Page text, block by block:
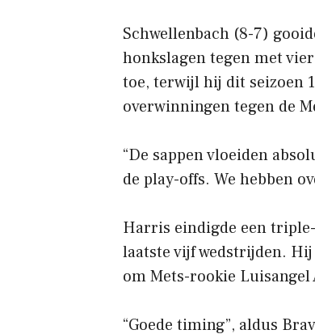
Schwellenbach (8-7)
honkslagen tegen met
toe, terwijl hij dit seizoen
overwinningen tegen de
“De sappen vloeiden
de play-offs. We hebben
Harris eindigde een
laatste vijf wedstrijden.
om Mets-rookie Luisangel
“Goede timing”, aldus